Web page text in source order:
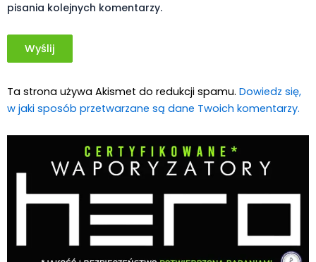
pisania kolejnych komentarzy.
Ta strona używa Akismet do redukcji spamu. Dowiedz się,
w jaki sposób przetwarzane są dane Twoich komentarzy.